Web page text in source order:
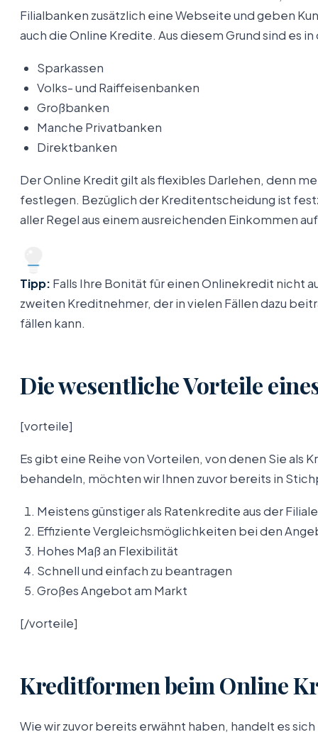
Filialbanken zusätzlich eine Webseite und geben
auch die Online Kredite. Aus diesem Grund sind es
Sparkassen
Volks- und Raiffeisenbanken
Großbanken
Manche Privatbanken
Direktbanken
Der Online Kredit gilt als flexibles Darlehen, denn
festlegen. Bezüglich der Kreditentscheidung ist
aller Regel aus einem ausreichenden Einkommen
Tipp: Falls Ihre Bonität für einen Onlinekredit nicht
zweiten Kreditnehmer, der in vielen Fällen dazu
fällen kann.
Die wesentliche Vorteile
[vorteile]
Es gibt eine Reihe von Vorteilen, von denen Sie
behandeln, möchten wir Ihnen zuvor bereits in
Meistens günstiger als Ratenkredite aus der Filiale
Effiziente Vergleichsmöglichkeiten bei den
Hohes Maß an Flexibilität
Schnell und einfach zu beantragen
Großes Angebot am Markt
[/vorteile]
Kreditformen beim Online
Wie wir zuvor bereits erwähnt haben, handelt es